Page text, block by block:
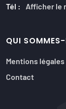
Tél :
Afficher le
QUI
Mentions légales
Contact